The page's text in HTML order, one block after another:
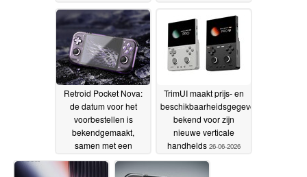
dollar
27-06-2026
Retroid Pocket Nova:
de datum voor het
voorbestellen is
bekendgemaakt,
samen met een
eigenaren van de
TrimUI maakt prijs- en
beschikbaarheidsgegevens
bekend voor zijn
nieuwe verticale
handhelds 26-06-2026